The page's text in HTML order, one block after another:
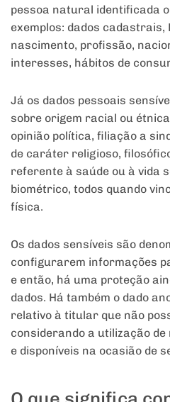
pessoa natural identificada
exemplos: dados cadastrais,
nascimento, profissão,
interesses, hábitos de
Já os dados pessoais
sobre origem racial ou
opinião política, filiação a
de caráter religioso,
referente à saúde ou à vida
biométrico, todos quando
física.
Os dados sensíveis são
configurarem informações
e então, há uma proteção
dados. Há também o dado
relativo à titular que não
considerando a utilização
e disponíveis na ocasião de